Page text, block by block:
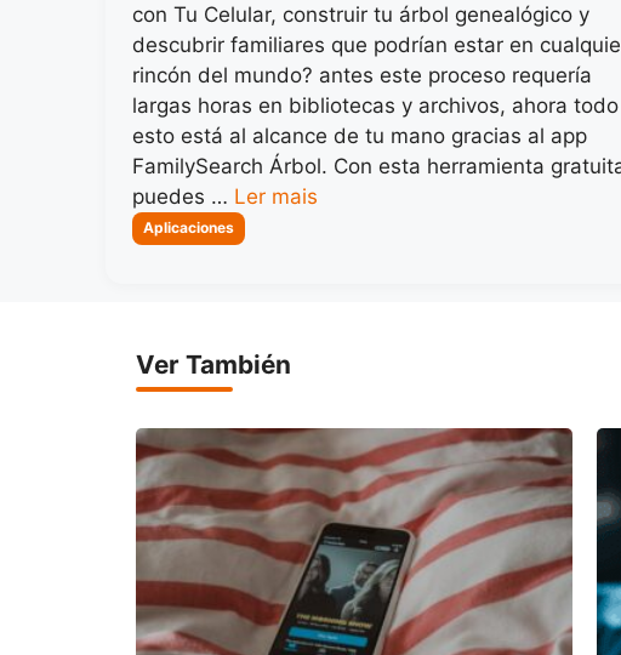
con Tu Celular, construir tu árbol genealógico y
descubrir familiares que podrían estar en
rincón del mundo? antes este proceso requería
largas horas en bibliotecas y archivos, ahora todo
esto está al alcance de tu mano gracias al app
FamilySearch Árbol. Con esta herramienta
puedes … Ler mais
Categorias
Aplicaciones
Ver También